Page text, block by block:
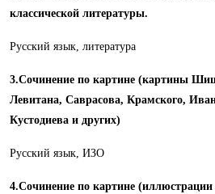
классической литературы.
Русский язык, литература
3.Сочинение по картине (картины
Левитана, Саврасова, Крамского,
Кустодиева и других)
Русский язык, ИЗО
4.Сочинение по картине